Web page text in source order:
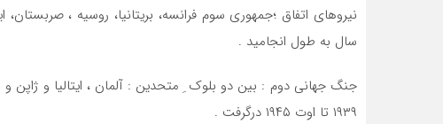
سال به طول انجامید .
جنگ جهانی دوم : بین‌ دو بلوک‌ ِ متحدین‌ : آلمان‌ ، ایتالیا و ژاپن‌ و
۱۹۳۹ تا اوت ۱۹۴۵ درگرفت .